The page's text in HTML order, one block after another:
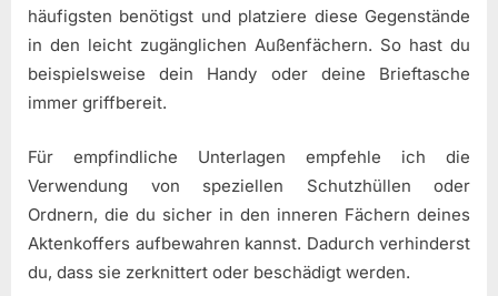
häufigsten benötigst und platziere diese Gegenstände
in den leicht zugänglichen Außenfächern. So hast du
beispielsweise dein Handy oder deine Brieftasche
immer griffbereit.
Für empfindliche Unterlagen empfehle ich die
Verwendung von speziellen Schutzhüllen oder
Ordnern, die du sicher in den inneren Fächern deines
Aktenkoffers aufbewahren kannst. Dadurch verhinderst
du, dass sie zerknittert oder beschädigt werden.